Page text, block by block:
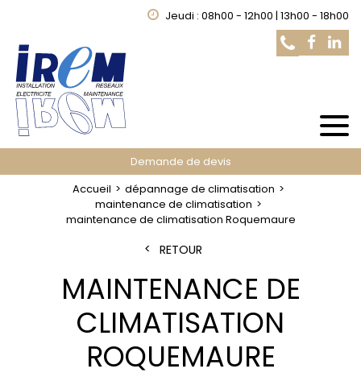
Jeudi : 08h00 - 12h00 | 13h00 - 18h00
Demande de devis
Accueil
dépannage de climatisation
maintenance de climatisation
maintenance de climatisation Roquemaure
RETOUR
MAINTENANCE DE
CLIMATISATION
ROQUEMAURE